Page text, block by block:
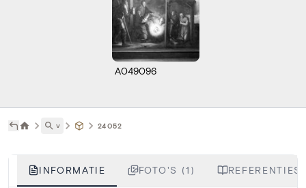
A049096
˅ 24052
INFORMATIE FOTO'S (1) REFERENTIES